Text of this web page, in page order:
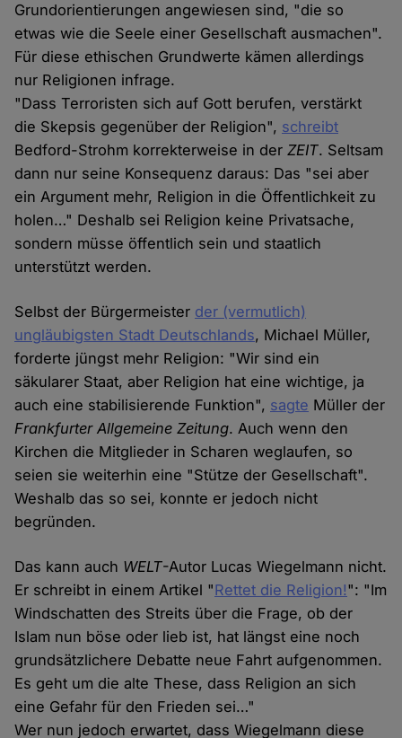
Grundorientierungen angewiesen sind, "die so
etwas wie die Seele einer Gesellschaft ausmachen".
Für diese ethischen Grundwerte kämen allerdings
nur Religionen infrage.
"Dass Terroristen sich auf Gott berufen, verstärkt
die Skepsis gegenüber der Religion", schreibt
Bedford-Strohm korrekterweise in derZEIT. Seltsam
dann nur seine Konsequenz daraus: Das "sei aber
ein Argument mehr, Religion in die Öffentlichkeit zu
holen…" Deshalb sei Religion keine Privatsache,
sondern müsse öffentlich sein und staatlich
unterstützt werden.
Selbst der Bürgermeister der (vermutlich)
ungläubigsten Stadt Deutschlands, Michael Müller,
forderte jüngst mehr Religion: "Wir sind ein
säkularer Staat, aber Religion hat eine wichtige, ja
auch eine stabilisierende Funktion", sagte Müller der
Frankfurter Allgemeine Zeitung. Auch wenn den
Kirchen die Mitglieder in Scharen weglaufen, so
seien sie weiterhin eine "Stütze der Gesellschaft".
Weshalb das so sei, konnte er jedoch nicht
begründen.
Das kann auch WELT-Autor Lucas Wiegelmann nicht.
Er schreibt in einem Artikel "Rettet die Religion!": "Im
Windschatten des Streits über die Frage, ob der
Islam nun böse oder lieb ist, hat längst eine noch
grundsätzlichere Debatte neue Fahrt aufgenommen.
Es geht um die alte These, dass Religion an sich
eine Gefahr für den Frieden sei…"
Wer nun jedoch erwartet, dass Wiegelmann diese